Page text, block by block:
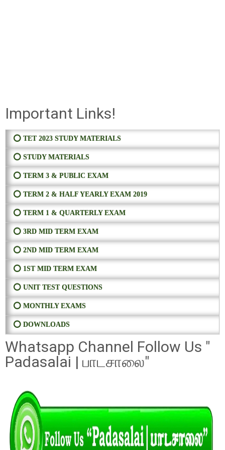
Important Links!
⭕ TET 2023 STUDY MATERIALS
⭕ STUDY MATERIALS
⭕ TERM 3 & PUBLIC EXAM
⭕ TERM 2 & HALF YEARLY EXAM 2019
⭕ TERM 1 & QUARTERLY EXAM
⭕ 3RD MID TERM EXAM
⭕ 2ND MID TERM EXAM
⭕ 1ST MID TERM EXAM
⭕ UNIT TEST QUESTIONS
⭕ MONTHLY EXAMS
⭕ DOWNLOADS
Whatsapp Channel Follow Us "
Padasalai | பாடசாலை"